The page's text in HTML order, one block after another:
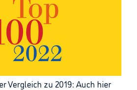
Vergleich zu 2019: Auch hier